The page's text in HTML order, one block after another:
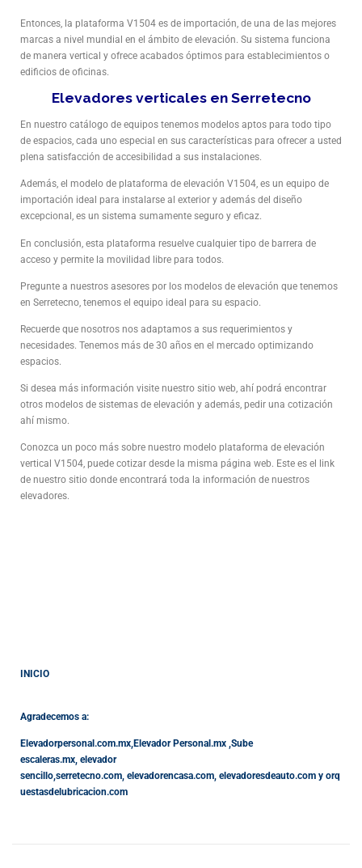
Entonces, la plataforma V1504 es de importación, de una de las mejores
marcas a nivel mundial en el ámbito de elevación. Su sistema funciona
de manera vertical y ofrece acabados óptimos para establecimientos o
edificios de oficinas.
Elevadores verticales en Serretecno
En nuestro catálogo de equipos tenemos modelos aptos para todo tipo
de espacios, cada uno especial en sus características para ofrecer a usted
plena satisfacción de accesibilidad a sus instalaciones.
Además, el modelo de plataforma de elevación V1504, es un equipo de
importación ideal para instalarse al exterior y además del diseño
excepcional, es un sistema sumamente seguro y eficaz.
En conclusión, esta plataforma resuelve cualquier tipo de barrera de
acceso y permite la movilidad libre para todos.
Pregunte a nuestros asesores por los modelos de elevación que tenemos
en Serretecno, tenemos el equipo ideal para su espacio.
Recuerde que nosotros nos adaptamos a sus requerimientos y
necesidades. Tenemos más de 30 años en el mercado optimizando
espacios.
Si desea más información visite nuestro sitio web, ahí podrá encontrar
otros modelos de sistemas de elevación y además, pedir una cotización
ahí mismo.
Conozca un poco más sobre nuestro modelo plataforma de elevación
vertical V1504, puede cotizar desde la misma página web. Este es el link
de nuestro sitio donde encontrará toda la información de nuestros
elevadores.
INICIO
Agradecemos a:
Elevadorpersonal.com.mx,Elevador Personal.mx ,Sube
escaleras.mx, elevador
sencillo,serretecno.com, elevadorencasa.com, elevadoresdeauto.com y orq
uestasdelubricacion.com